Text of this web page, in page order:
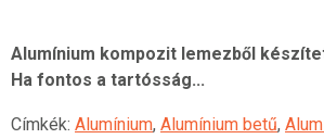
Alumínium kompozit lemezből
Ha fontos a tartósság...
Címkék: Alumínium, Alumínium betű,